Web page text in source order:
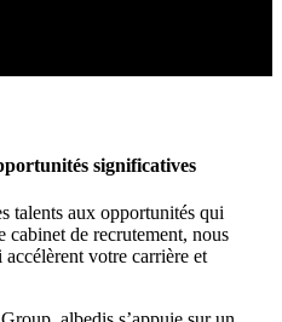
significatives
talents aux opportunités qui
cabinet de recrutement, nous
votre carrière et